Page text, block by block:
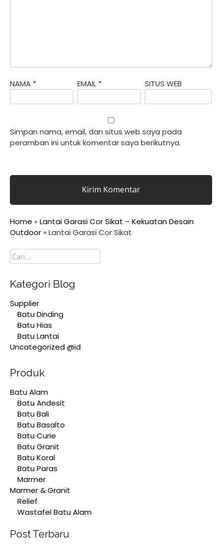
NAMA * EMAIL * SITUS WEB
Simpan nama, email, dan situs web saya pada
peramban ini untuk komentar saya berikutnya.
Home » Lantai Garasi Cor Sikat – Kekuatan Desain
Outdoor » Lantai Garasi Cor Sikat
Cari
Kategori Blog
Supplier
Batu Dinding
Batu Hias
Batu Lantai
Uncategorized @id
Produk
Batu Alam
Batu Andesit
Batu Bali
Batu Basalto
Batu Curie
Batu Granit
Batu Koral
Batu Paras
Marmer
Marmer & Granit
Relief
Wastafel Batu Alam
Post Terbaru